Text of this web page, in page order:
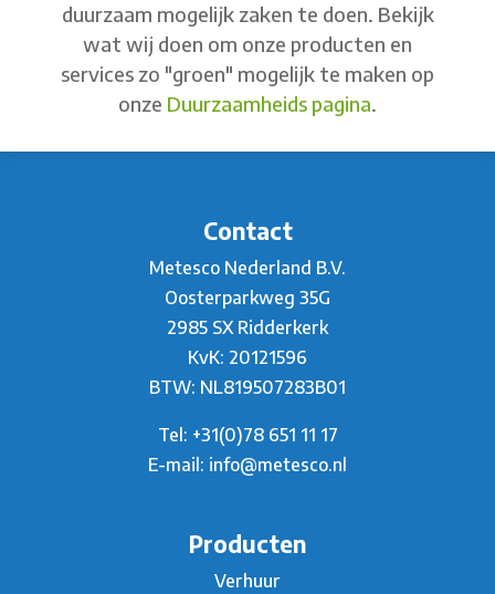
duurzaam mogelijk zaken te doen. Bekijk
wat wij doen om onze producten en
services zo "groen" mogelijk te maken op
onze Duurzaamheids pagina.
Contact
Metesco Nederland B.V.
Oosterparkweg 35G
2985 SX Ridderkerk
KvK: 20121596
BTW: NL819507283B01
Tel: +31(0)78 651 11 17
E-mail: info@metesco.nl
Producten
Verhuur